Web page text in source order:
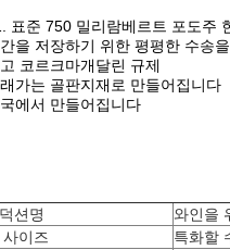
준 750 밀리람베르트 포도주
을 저장하기 위한 평평한 수송
코르크마개달린 규제
가는 골판지재로 만들어집니다
에서 만들어집니다
션명
와인을
사이즈
특화할